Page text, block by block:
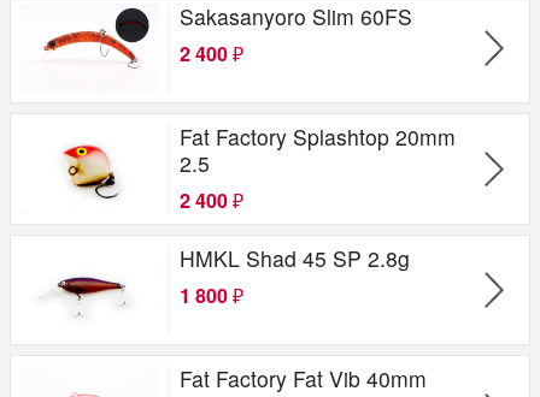
Sakasanyoro Slim 60FS
2 400 ₽
Fat Factory Splashtop 20mm
2.5
2 400 ₽
HMKL Shad 45 SP 2.8g
1 800 ₽
Fat Factory Fat Vib 40mm